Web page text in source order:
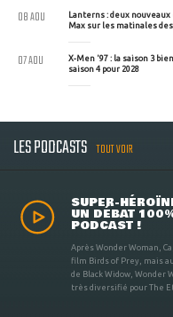
Lanterns : deux
Max sur les matinales
08 AOU
X-Men '97 : la saison 3
saison 4 pour 2028
07 AOU
LES PODCASTS TOUT VOIR
SUPER-
UN DÉBAT
PODCAST !
Après Wonder Woman,
film Birds of Prey, mais
de Black Widow, Wonder
très diversifié pour The